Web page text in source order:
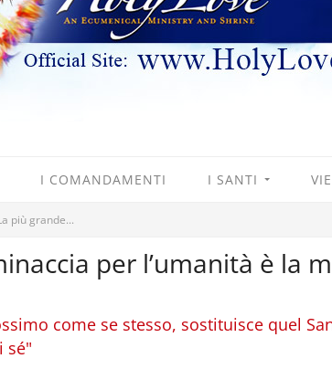
I COMANDAMENTI I SANTI
più grande...
per l’umanità è la
come se stesso, sostituisce quel
sé"